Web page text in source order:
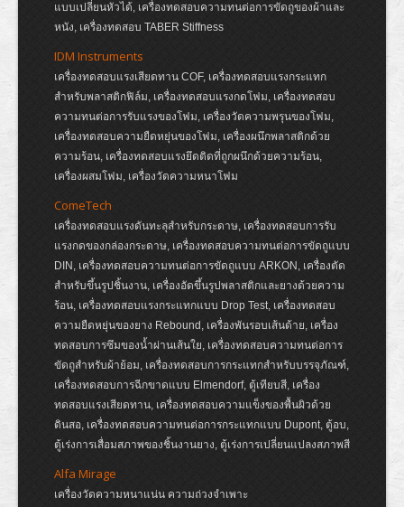
แบบเปลี่ยนหัวได้, เครื่องทดสอบความทนต่อการขัดถูของผ้าและ
หนัง, เครื่องทดสอบ TABER Stiffness
IDM Instruments
เครื่องทดสอบแรงเสียดทาน COF, เครื่องทดสอบแรงกระแทก
สำหรับพลาสติกฟิล์ม, เครื่องทดสอบแรงกดโฟม, เครื่องทดสอบ
ความทนต่อการรับแรงของโฟม, เครื่องวัดความพรุนของโฟม,
เครื่องทดสอบความยืดหยุ่นของโฟม, เครื่องผนึกพลาสติกด้วย
ความร้อน, เครื่องทดสอบแรงยึดติดที่ถูกผนึกด้วยความร้อน,
เครื่องผสมโฟม, เครื่องวัดความหนาโฟม
ComeTech
เครื่องทดสอบแรงดันทะลุสำหรับกระดาษ, เครื่องทดสอบการรับ
แรงกดของกล่องกระดาษ, เครื่องทดสอบความทนต่อการขัดถูแบบ
DIN, เครื่องทดสอบความทนต่อการขัดถูแบบ ARKON, เครื่องตัด
สำหรับขึ้นรูปชิ้นงาน, เครื่องอัดขึ้นรูปพลาสติกและยางด้วยความ
ร้อน, เครื่องทดสอบแรงกระแทกแบบ Drop Test, เครื่องทดสอบ
ความยืดหยุ่นของยาง Rebound, เครื่องพันรอบเส้นด้าย, เครื่อง
ทดสอบการซึมของน้ำผ่านเส้นใย, เครื่องทดสอบความทนต่อการ
ขัดถูสำหรับผ้าย้อม, เครื่องทดสอบการกระแทกสำหรับบรรจุภัณฑ์,
เครื่องทดสอบการฉีกขาดแบบ Elmendorf, ตู้เทียบสี, เครื่อง
ทดสอบแรงเสียดทาน, เครื่องทดสอบความแข็งของพื้นผิวด้วย
ดินสอ, เครื่องทดสอบความทนต่อการกระแทกแบบ Dupont, ตู้อบ,
ตู้เร่งการเสื่อมสภาพของชิ้นงานยาง, ตู้เร่งการเปลี่ยนแปลงสภาพสี
Alfa Mirage
เครื่องวัดความหนาแน่น ความถ่วงจำเพาะ